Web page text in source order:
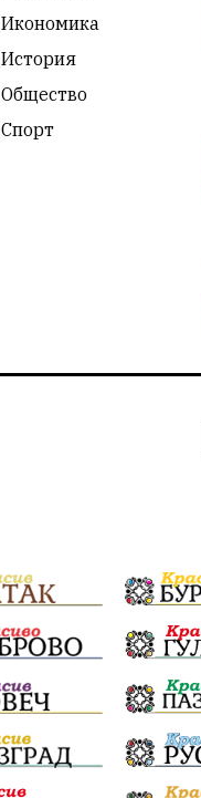
Икономика
История
Общество
Спорт